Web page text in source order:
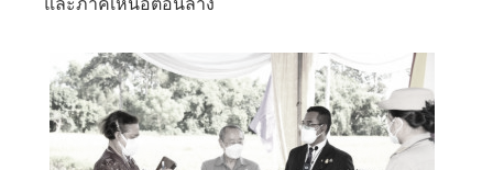
และภาคเหนือตอนล่าง